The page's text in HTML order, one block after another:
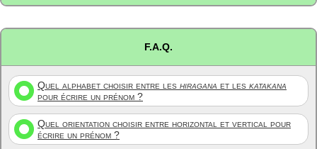
F.A.Q.
Quel alphabet choisir entre les hiragana et les katakana
pour écrire un prénom ?
Quel orientation choisir entre horizontal et vertical pour
écrire un prénom ?